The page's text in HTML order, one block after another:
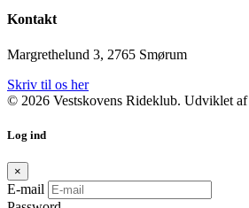
Kontakt
Margrethelund 3, 2765 Smørum
Skriv til os her
© 2026 Vestskovens Rideklub. Udviklet af
Log ind
×
E-mail